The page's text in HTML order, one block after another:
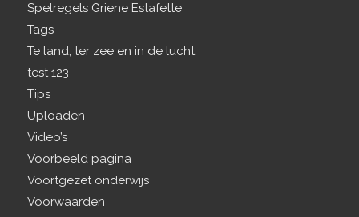
Spelregels Griene Estafette
Tags
Te land, ter zee en in de lucht
test 123
Tips
Uploaden
Video’s
Voorbeeld pagina
Voortgezet onderwijs
Voorwaarden